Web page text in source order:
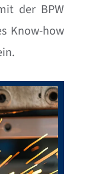
der BPW
Know-how